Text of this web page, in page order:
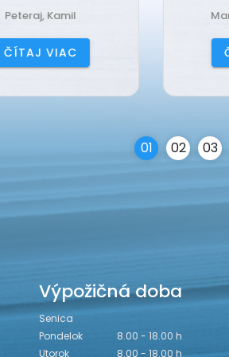
Martincová, Denisa
ČÍTAJ VIAC
01 02 03
Výpožičná doba
Senica
Pondelok
8.00 - 18.00 h
Utorok
8.00 - 18.00 h